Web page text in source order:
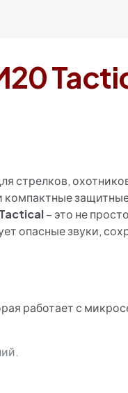
стрелков,
компактные
– это не
опасные звуки,
работает с